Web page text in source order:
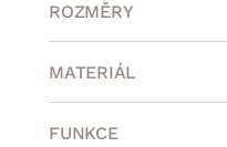
ROZMĚRY
min.
MATERIÁL
FUNKCE